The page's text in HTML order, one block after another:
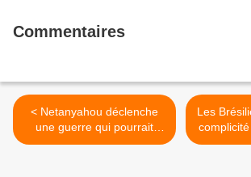
Commentaires
< Netanyahou déclenche
une guerre qui pourrait
s'intensifier...
Les
complicité
Israël